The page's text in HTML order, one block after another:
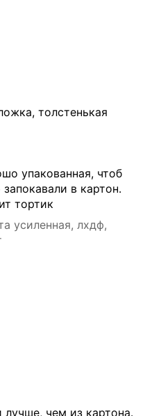
толстенькая
упакованная, чтоб
в картон.
тортик
усиленная, лхдф,
лучше, чем из картона.